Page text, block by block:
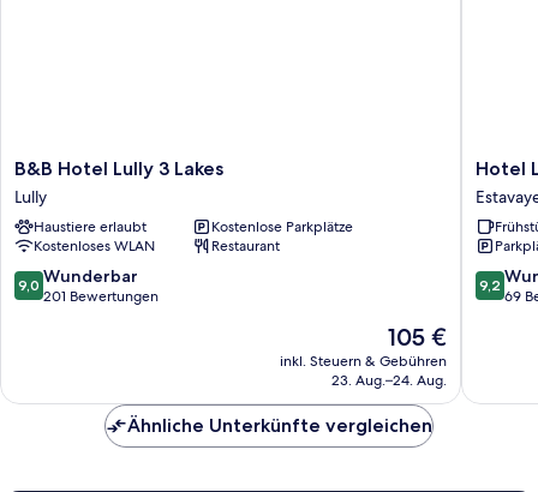
B&B
Hotel
Lully
3
Lakes
Lully
B&B Hotel Lully 3 Lakes
Lully
Haustiere erlaubt
Kostenlose Parkplätze
Kostenloses WLAN
Restaurant
9.0
von
9,0 Wunderbar
201 Bewertungen
Der
Preis
beträgt
105 €
inkl. Steuern & Gebühren
23. Aug.–24. Aug.
Hotel
Le
Rive
Sud
le-
Lac
Hotel
9.2
von
9,2
69
Ähnliche Unterkünfte vergleichen